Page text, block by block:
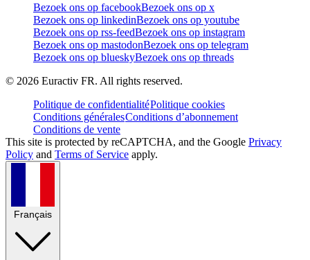
Bezoek ons op facebookBezoek ons op x
Bezoek ons op linkedinBezoek ons op youtube
Bezoek ons op rss-feedBezoek ons op instagram
Bezoek ons op mastodonBezoek ons op telegram
Bezoek ons op blueskyBezoek ons op threads
© 2026 Euractiv FR. All rights reserved.
Politique de confidentialitéPolitique cookies
Conditions généralesConditions d’abonnement
Conditions de vente
This site is protected by reCAPTCHA, and the Google Privacy
Policy and Terms of Service apply.
Français